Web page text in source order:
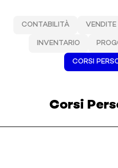
CONTABILITÀ VENDITE
INVENTARIO
CORSI
Corsi